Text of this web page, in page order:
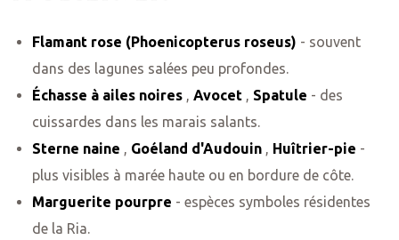
Flamant rose (Phoenicopterus roseus) - souvent
dans des lagunes salées peu profondes.
Échasse à ailes noires, Avocet, Spatule - des
cuissardes dans les marais salants.
Sterne naine , Goéland d'Audouin, Huîtrier-pie -
plus visibles à marée haute ou en bordure de côte.
Marguerite pourpre - espèces symboles résidentes
de la Ria.